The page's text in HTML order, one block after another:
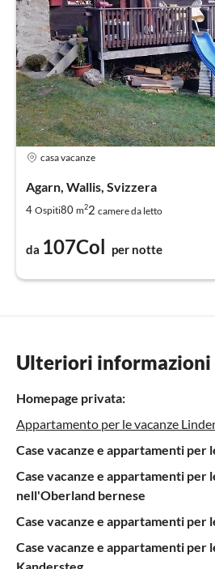
casa vacanze
Agarn, Wallis, Svizzera
4 Ospiti80 m22 camere da letto
da 107Col per notte
Ulteriori informazioni
Homepage privata:
Appartamento per le vacanze
Case vacanze e appartamenti per
Case vacanze e appartamenti per
nell'Oberland bernese
Case vacanze e appartamenti per
Case vacanze e appartamenti per